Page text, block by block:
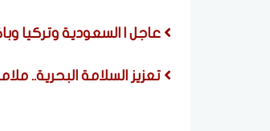
عاجل | السعودية وتركيا
تعزيز السلامة البحرية..